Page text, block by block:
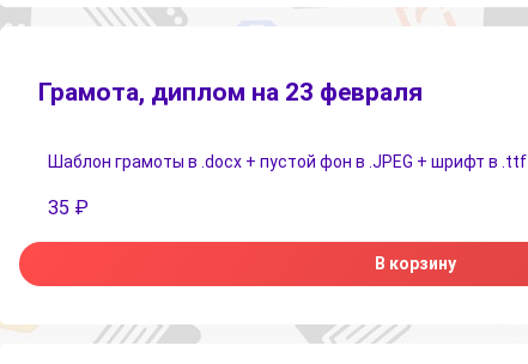
Грамота, диплом на 23 февраля
Шаблон грамоты в .docx + пустой фон в .JPEG + шрифт в .ttf
35 ₽
В корзину